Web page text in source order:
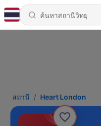
สถานี Heart London